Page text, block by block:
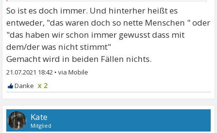
So ist es doch immer. Und hinterher heißt es
entweder, "das waren doch so nette Menschen " oder
"das haben wir schon immer gewusst dass mit
dem/der was nicht stimmt"
Gemacht wird in beiden Fällen nichts.
21.07.2021 18:42 •
x 2
Kate
Mitglied